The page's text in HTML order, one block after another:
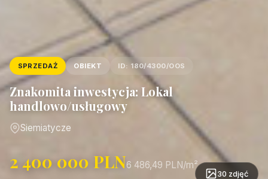
SPRZEDAŻ OBIEKT ID: 180/4300/OOS
Znakomita inwestycja: Lokal
handlowo/usługowy
Siemiatycze
2 400 000 PLN6 486,49 PLN/m²
30 zdjęć